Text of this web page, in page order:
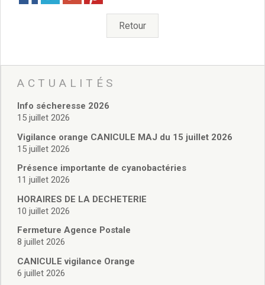
Services municipaux
Pour venir nous voir
administratives
Services Techniques
Affaires Scolaires
Vie associative
Police Municipale/règlementation
Cimetière/réglementation funéraire
Services en ligne
Licences boissons
Cadastre
Actes d’état civil
Budget de Fonctionnement
Budget d’Investissement
Retour
ACTUALITÉS
Info sécheresse 2026
15 juillet 2026
Vigilance orange CANICULE MAJ du 15 juillet 2026
15 juillet 2026
Présence importante de cyanobactéries
11 juillet 2026
HORAIRES DE LA DECHETERIE
10 juillet 2026
Fermeture Agence Postale
8 juillet 2026
CANICULE vigilance Orange
6 juillet 2026